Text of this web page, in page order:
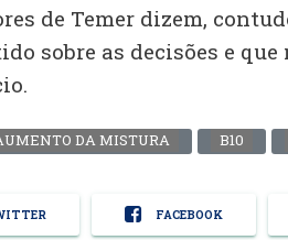
de Temer dizem,
sobre as decisões e
DA MISTURA B10
FACEBOOK